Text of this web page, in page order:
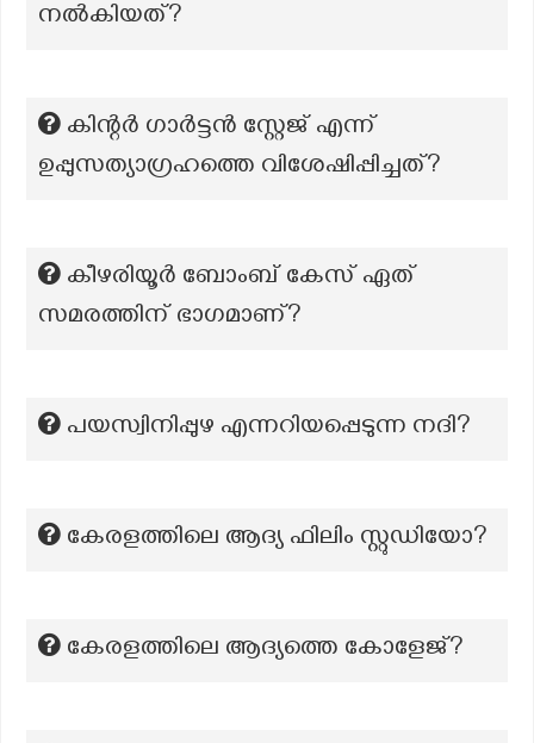
നൽകിയത്?
കിന്റർ ഗാർട്ടൻ സ്റ്റേജ് എന്ന്
ഉപ്പുസത്യാഗ്രഹത്തെ വിശേഷിപ്പിച്ചത്?
കീഴരിയൂർ ബോംബ് കേസ് ഏത്
സമരത്തിന് ഭാഗമാണ്?
പയസ്വിനിപ്പുഴ എന്നറിയപ്പെടുന്ന നദി?
കേരളത്തിലെ ആദ്യ ഫിലിം സ്റ്റുഡിയോ?
കേരളത്തിലെ ആദ്യത്തെ കോളേജ്?